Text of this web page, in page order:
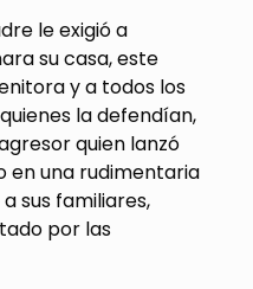
le exigió a
su casa, este
y a todos los
la defendían,
quien lanzó
en una rudimentaria
sus familiares,
por las